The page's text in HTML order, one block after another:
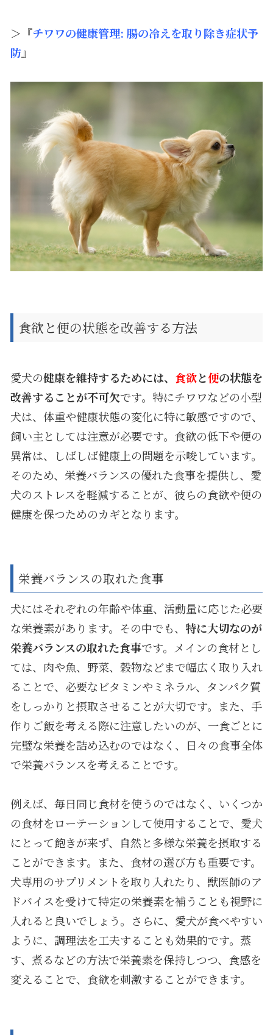
＞『チワワの健康管理: 腸の冷えを取り除き症状予
防』
食欲と便の状態を改善する方法
愛犬の健康を維持するためには、 食欲と便の状態を
改善することが不可欠です。特にチワワなどの小型
犬は、体重や健康状態の変化に特に敏感ですので、
飼い主としては注意が必要です。食欲の低下や便の
異常は、しばしば健康上の問題を示唆しています。
そのため、栄養バランスの優れた食事を提供し、愛
犬のストレスを軽減することが、彼らの食欲や便の
健康を保つためのカギとなります。
栄養バランスの取れた食事
犬にはそれぞれの年齢や体重、活動量に応じた必要
な栄養素があります。その中でも、 特に大切なのが
栄養バランスの取れた食事です。メインの食材とし
ては、肉や魚、野菜、穀物などまで幅広く取り入れ
ることで、必要なビタミンやミネラル、タンパク質
をしっかりと摂取させることが大切です。また、手
作りご飯を考える際に注意したいのが、一食ごとに
完璧な栄養を詰め込むのではなく、日々の食事全体
で栄養バランスを考えることです。
例えば、毎日同じ食材を使うのではなく、いくつか
の食材をローテーションして使用することで、愛犬
にとって飽きが来ず、自然と多様な栄養を摂取する
ことができます。また、食材の選び方も重要です。
犬専用のサプリメントを取り入れたり、獣医師のア
ドバイスを受けて特定の栄養素を補うことも視野に
入れると良いでしょう。さらに、愛犬が食べやすい
ように、調理法を工夫することも効果的です。蒸
す、煮るなどの方法で栄養素を保持しつつ、食感を
変えることで、食欲を刺激することができます。